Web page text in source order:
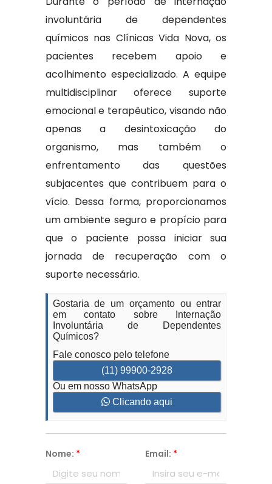
involuntária de dependentes
químicos nas Clínicas Vida Nova, os
pacientes recebem apoio e
acolhimento especializado. A equipe
multidisciplinar oferece suporte
emocional e terapêutico, visando não
apenas a desintoxicação do
organismo, mas também o
enfrentamento das questões
subjacentes que contribuem para o
vício. Dessa forma, proporcionamos
um ambiente seguro e propício para
que o paciente possa iniciar sua
jornada de recuperação com o
suporte necessário.
Gostaria de um orçamento ou entrar
em contato sobre Internação
Involuntária de Dependentes
Químicos?
Fale conosco pelo telefone
(11) 99900-2928
Ou em nosso WhatsApp
Clicando aqui
Nome: * Email: *